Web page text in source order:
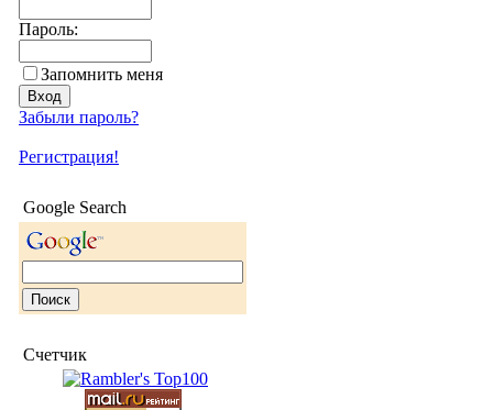
Пароль:
Запомнить меня
Забыли пароль?
Регистрация!
Google Search
Счетчик